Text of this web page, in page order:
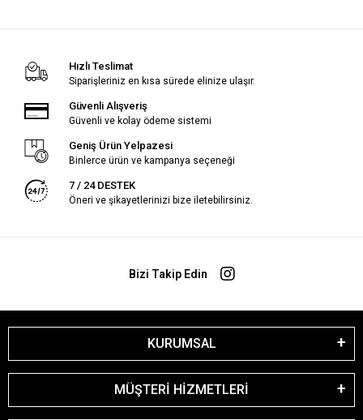
Hızlı Teslimat
Siparişleriniz en kısa sürede elinize ulaşır.
Güvenli Alışveriş
Güvenli ve kolay ödeme sistemi
Geniş Ürün Yelpazesi
Binlerce ürün ve kampanya seçeneği
7 / 24 DESTEK
Öneri ve şikayetlerinizi bize iletebilirsiniz.
Bizi Takip Edin
KURUMSAL
MÜŞTERİ HİZMETLERİ